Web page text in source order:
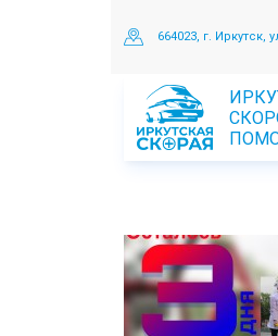
664023, г. Иркутск,